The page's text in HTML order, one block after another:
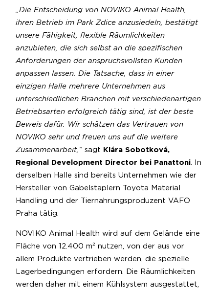
„Die Entscheidung von NOVIKO Animal Health,
ihren Betrieb im Park Zdice anzusiedeln, bestätigt
unsere Fähigkeit, flexible Räumlichkeiten
anzubieten, die sich selbst an die spezifischen
Anforderungen der anspruchsvollsten Kunden
anpassen lassen. Die Tatsache, dass in einer
einzigen Halle mehrere Unternehmen aus
unterschiedlichen Branchen mit verschiedenartigen
Betriebsarten erfolgreich tätig sind, ist der beste
Beweis dafür. Wir schätzen das Vertrauen von
NOVIKO sehr und freuen uns auf die weitere
Zusammenarbeit,“ sagt Klára Sobotková,
Regional Development Director bei Panattoni. In
derselben Halle sind bereits Unternehmen wie der
Hersteller von Gabelstaplern Toyota Material
Handling und der Tiernahrungsproduzent VAFO
Praha tätig.
NOVIKO Animal Health wird auf dem Gelände eine
Fläche von 12.400 m² nutzen, von der aus vor
allem Produkte vertrieben werden, die spezielle
Lagerbedingungen erfordern. Die Räumlichkeiten
werden daher mit einem Kühlsystem ausgestattet,